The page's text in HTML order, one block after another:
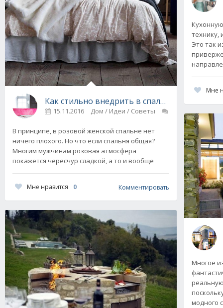
Как стильно внедрить в спальню розовый
15.11.2016 Дом / Идеи / Советы
В принципе, в розовой женской спальне нет
ничего плохого. Но что если спальня общая?
Многим мужчинам розовая атмосфера
покажется чересчур сладкой, а то и вообще
Мне нравится 0 Комментировать
технику,
Это так
Мне
Многое
модного